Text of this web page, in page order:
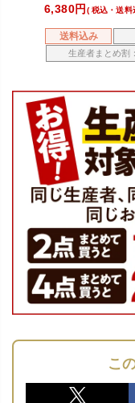
送料込み
生産者まとめ割
6,380 税込・送料
こ